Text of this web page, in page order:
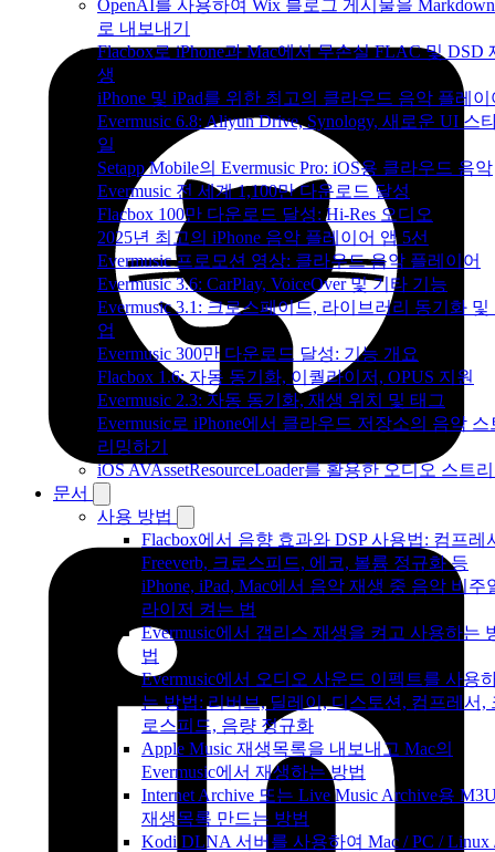
OpenAI를 사용하여 Wix 블로그 게시물을
로 내보내기
Flacbox로 iPhone과 Mac에서 무손실 FLAC 및 DSD
생
iPhone 및 iPad를 위한 최고의 클라우드 음악 플레이
Evermusic 6.8: Aliyun Drive, Synology, 새로운 UI 스
일
Setapp Mobile의 Evermusic Pro: iOS용 클라우드 음악
Evermusic 전 세계 1,100만 다운로드 달성
Flacbox 100만 다운로드 달성: Hi-Res 오디오
2025년 최고의 iPhone 음악 플레이어 앱 5선
Evermusic 프로모션 영상: 클라우드 음악 플레이어
Evermusic 3.6: CarPlay, VoiceOver 및 기타 기능
Evermusic 3.1: 크로스페이드, 라이브러리 동기화 및
업
Evermusic 300만 다운로드 달성: 기능 개요
Flacbox 1.6: 자동 동기화, 이퀄라이저, OPUS 지원
Evermusic 2.3: 자동 동기화, 재생 위치 및 태그
Evermusic로 iPhone에서 클라우드 저장소의 음악 스
리밍하기
iOS AVAssetResourceLoader를 활용한 오디오 스트
문서
사용 방법
Flacbox에서 음향 효과와 DSP 사용법: 컴프레
Freeverb, 크로스피드, 에코, 볼륨 정규화 등
iPhone, iPad, Mac에서 음악 재생 중 음악 비주
라이저 켜는 법
Evermusic에서 갭리스 재생을 켜고 사용하는
법
Evermusic에서 오디오 사운드 이펙트를 사용
는 방법: 리버브, 딜레이, 디스토션, 컴프레서,
로스피드, 음량 정규화
Apple Music 재생목록을 내보내고 Mac의
Evermusic에서 재생하는 방법
Internet Archive 또는 Live Music Archive용
재생목록 만드는 방법
Kodi DLNA 서버를 사용하여 Mac / PC / Linux